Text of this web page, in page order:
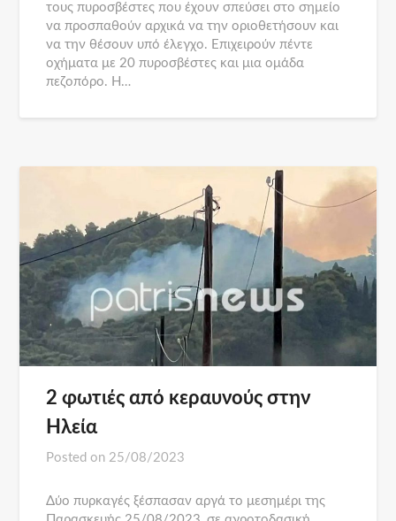
τους πυροσβέστες που έχουν σπεύσει στο σημείο
να προσπαθούν αρχικά να την οριοθετήσουν και
να την θέσουν υπό έλεγχο. Επιχειρούν πέντε
οχήματα με 20 πυροσβέστες και μια ομάδα
πεζοπόρο. Η…
2 φωτιές από κεραυνούς στην
Ηλεία
Posted on 25/08/2023
Δύο πυρκαγές ξέσπασαν αργά το μεσημέρι της